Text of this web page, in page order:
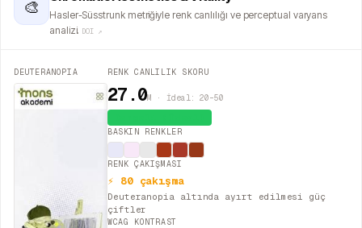
🎨
Hasler-Süsstrunk metriğiyle renk canlılığı ve perceptual varyans
analizi. DOI ↗
DEUTERANOPIA RENK CANLILIK SKORU
27.0M · İdeal: 20–50
BASKIN RENKLER
RENK ÇAKIŞMASI
⚡ 80 çakışma
Deuteranopia altında ayırt edilmesi güç
çiftler
WCAG KONTRAST